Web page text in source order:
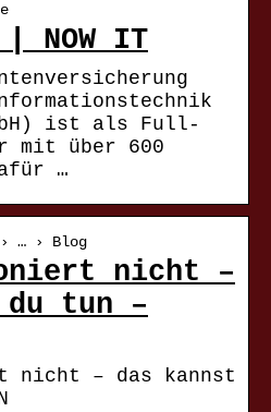
NOW IT
ist als Full-
mit über 600
…
… › Blog
nicht –
du tun –
nicht – das kannst